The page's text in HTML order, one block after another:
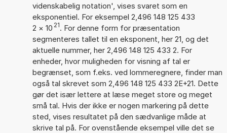
videnskabelig notation', vises svaret som en
eksponentiel. For eksempel 2,496 148 125 433
2 × 10 21. For denne form for præsentation
segmenteres tallet til en eksponent, her 21, og det
aktuelle nummer, her 2,496 148 125 433 2. For
enheder, hvor muligheden for visning af tal er
begrænset, som f.eks. ved lommeregnere, finder man
også tal skrevet som 2,496 148 125 433 2E+21. Dette
gør det især lettere at læse meget store og meget
små tal. Hvis der ikke er nogen markering på dette
sted, vises resultatet på den sædvanlige måde at
skrive tal på. For ovenstående eksempel ville det se